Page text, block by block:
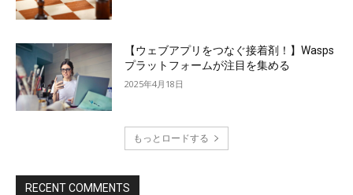
【ウェブアプリをつなぐ接着剤！】Wasps
プラットフォームが注目を集める
2025年4月18日
もっとロードする
RECENT COMMENTS